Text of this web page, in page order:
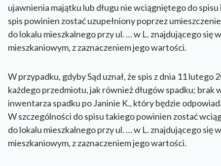
ujawnienia majątku lub długu nie wciągniętego do
spis powinien zostać uzupełniony poprzez
do lokalu mieszkalnego przy ul. … w L. znajdującego się
mieszkaniowym, z zaznaczeniem jego wartości.
W przypadku, gdyby Sąd uznał, że spis z dnia 11
każdego przedmiotu, jak również długów spadku;
inwentarza spadku po Janinie K., który będzie
W szczególności do spisu takiego powinien zostać
do lokalu mieszkalnego przy ul. … w L. znajdującego się
mieszkaniowym, z zaznaczeniem jego wartości.